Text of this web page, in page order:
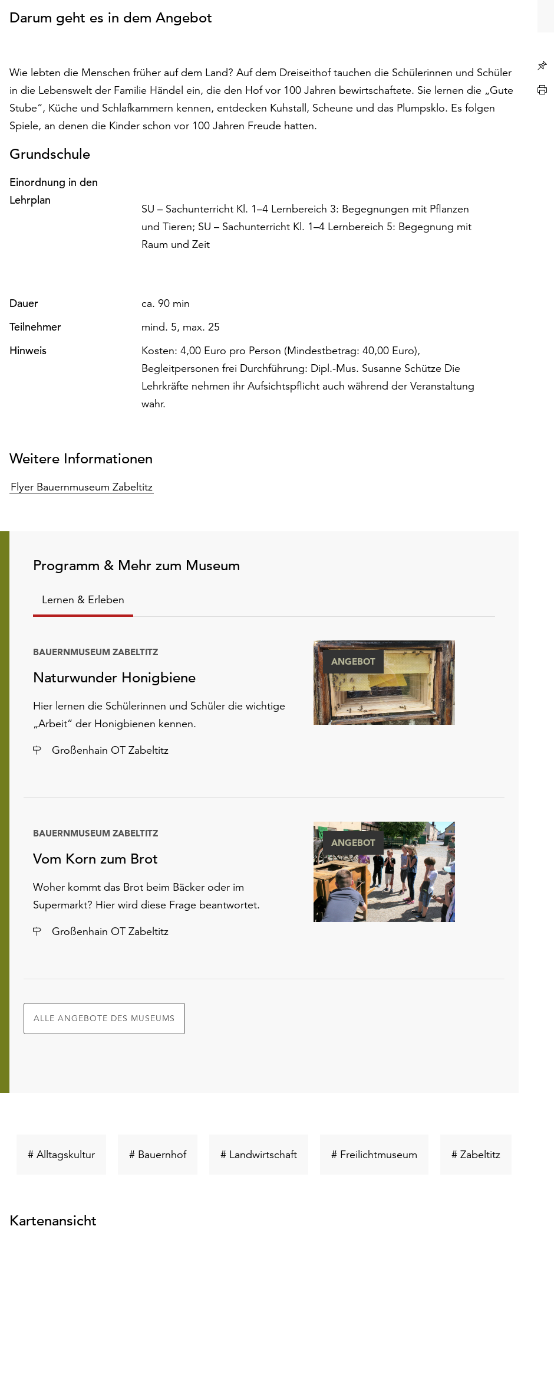
Darum geht es in dem Angebot
Wie lebten die Menschen früher auf dem Land? Auf dem Dreiseithof tauchen die Schülerinnen und Schüler
in die Lebenswelt der Familie Händel ein, die den Hof vor 100 Jahren bewirtschaftete. Sie lernen die „Gute
Stube“, Küche und Schlafkammern kennen, entdecken Kuhstall, Scheune und das Plumpsklo. Es folgen
Spiele, an denen die Kinder schon vor 100 Jahren Freude hatten.
Grundschule
Einordnung in den
Lehrplan
SU – Sachunterricht Kl. 1–4 Lernbereich 3: Begegnungen mit Pflanzen
und Tieren; SU – Sachunterricht Kl. 1–4 Lernbereich 5: Begegnung mit
Raum und Zeit
Dauer
ca. 90 min
Teilnehmer
mind. 5, max. 25
Hinweis
Kosten: 4,00 Euro pro Person (Mindestbetrag: 40,00 Euro),
Begleitpersonen frei Durchführung: Dipl.-Mus. Susanne Schütze Die
Lehrkräfte nehmen ihr Aufsichtspflicht auch während der Veranstaltung
wahr.
Weitere Informationen
Flyer Bauernmuseum Zabeltitz
Programm & Mehr zum Museum
Lernen & Erleben
Naturwunder Honigbiene
BAUERNMUSEUM ZABELTITZ
Hier lernen die Schülerinnen und Schüler die wichtige
„Arbeit“ der Honigbienen kennen.
Ort
Großenhain OT Zabeltitz
ANGEBOT
Vom Korn zum Brot
BAUERNMUSEUM ZABELTITZ
Woher kommt das Brot beim Bäcker oder im
Supermarkt? Hier wird diese Frage beantwortet.
Ort
Großenhain OT Zabeltitz
ANGEBOT
ALLE ANGEBOTE DES MUSEUMS
# AlltagskulturSchlüsselwort# BauernhofSchlüsselwort# LandwirtschaftSchlüsselwort# Freilichtmuseum Schlüsselwort
# Zabeltitz
Kartenansicht